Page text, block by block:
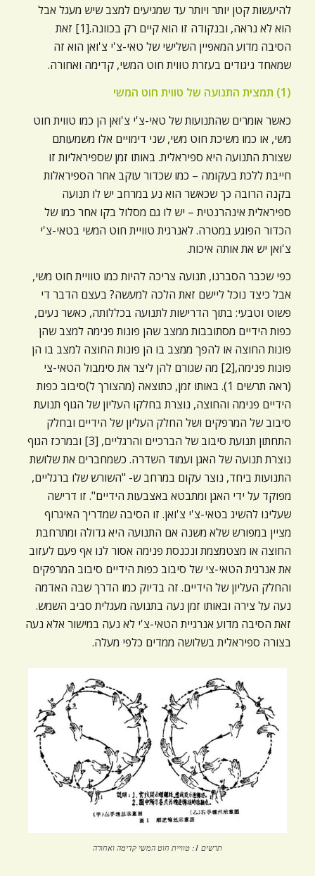
להיעשות קטן יותר ויותר עד שמגיעים למצב שיש מעגל אבל
הוא לא נראה, ובנקודה זו הוא קיים רק בכוונה.[1] זאת
הסיבה מדוע המאפיין השלישי של טאי-צ'י צ'ואן הוא זה
שמאחד ניגודים בעזרת טווית חוט המשי, קדימה ואחורה.
(1) תמצית התנועה של טווית חוט המשי
כאשר אומרים שהתנועות של טאי-צ'י צ'ואן הן כמו טווית חוט
משי, או כמו משיכת חוט משי, שני דימויים אלו משמעותם
שצורת התנועה היא ספיראלית. באותו זמן שספיראליות זו
חייבת ללכת בעקומה – כמו שכדור עוקב אחר הספיראלות
בקנה הרובה כך שכאשר הוא נע במרחב יש לו תנועה
ספיראלית אינהרנטית – יש לו גם מסלול בקו אחר כמו של
הכדור הפוגע במטרה. לאנרגית טוויית חוט המשי בטאי-צ'י
צ'ואן יש את אותה איכות.
כפי שכבר הסברנו, תנועה צריכה להיות כמו טוויית חוט משי,
אבל כיצד נוכל ליישם זאת הלכה למעשה? בעצם הדבר די
פשוט וטבעי: בתוך הדרישות לתנועה בכללותה, כאשר נעים,
כפות הידיים מסתובבות ממצב שהן פונות פנימה למצב שהן
פונות החוצה או להפך ממצב בו הן פונות החוצה למצב בו הן
פונות פנימה,[2] מה שגורם להן ליצר את סימבול הטאי-צי
(ראה תרשים 1). באותו זמן, כתוצאה (מהצורך ל)סיבוב כפות
הידיים פנימה והחוצה, נוצרת בחלקו העליון של הגוף תנועת
סיבוב של המרפקים ושל החלק העליון של הידיים ובחלק
התחתון תנועת סיבוב של הברכיים והרגליים, [3] ובמרכז הגוף
נוצרת תנועה של האגן ועמוד השדרה. כשמחברים את שלושת
התנועות ביחד, נוצר עקום במרחב ש- "השורש שלו ברגליים,
מפוקד על ידי האגן ומתבטא באצבעות הידיים". זו דרישה
שעלינו להשיג בטאי-צ'י צ'ואן. זו הסיבה שמדריך האיגרוף
מציין במפורש שלא משנה אם התנועה היא גדולה ומתרחבת
החוצה או מצטמצמת ונכנסת פנימה אסור לנו אף פעם לעזוב
את אנרגית הטאי-צי של סיבוב כפות הידיים סיבוב המרפקים
והחלק העליון של הידיים. זה בדיוק כמו הדרך שבה האדמה
נעה על צירה ובאותו זמן נעה בתנועה מעגלית סביב השמש.
זאת הסיבה מדוע אנרגיית הטאי-צ'י לא נעה במישור אלא נעה
בצורה ספיראלית בשלושה ממדים כלפי מעלה.
תרשים 1: טוויית חוט המשי קדימה ואחורה